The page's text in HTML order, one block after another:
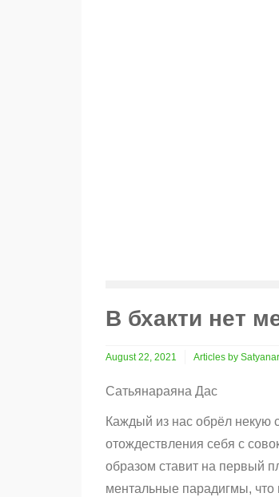
В бхакти нет
August 22, 2021 Articles by
Сатьянараяна Дас
Каждый из нас обрёл некую
отождествления себя с
образом ставит на первый
ментальные парадигмы, что